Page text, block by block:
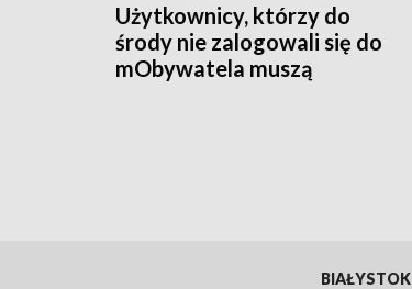
Użytkownicy, którzy do
środy nie zalogowali się do
mObywatela muszą
BIAŁYSTOK